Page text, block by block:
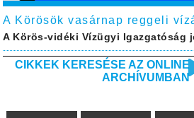
A Körösök vasárnap reggeli
A Körös-vidéki Vízügyi Igazgatóság
CIKKEK KERESÉSE AZ ONLINE
ARCHÍVUMBAN